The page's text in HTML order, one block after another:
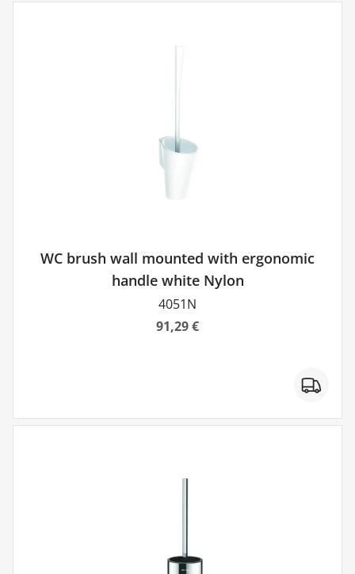
WC brush wall mounted with ergonomic
handle white Nylon
4051N
91,29 €